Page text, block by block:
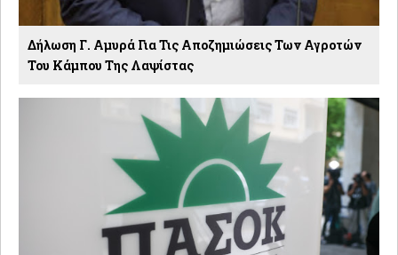
Δήλωση Γ. Αμυρά Για Τις Αποζημιώσεις Των Αγροτών
Του Κάμπου Της Λαψίστας